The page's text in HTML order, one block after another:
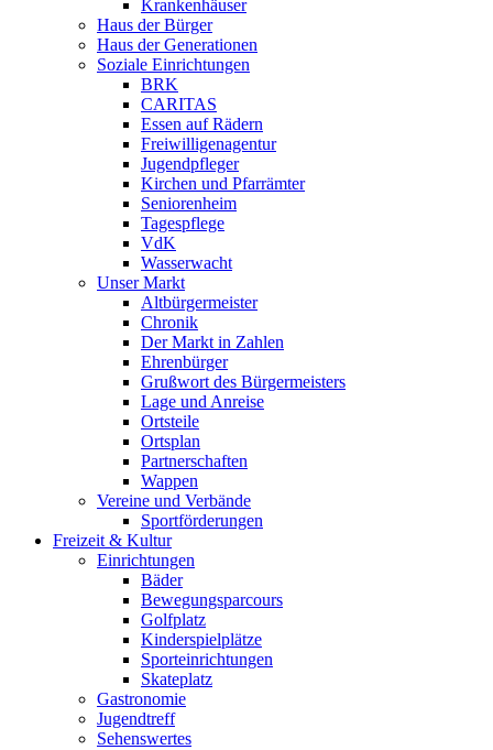
Krankenhäuser
Haus der Bürger
Haus der Generationen
Soziale Einrichtungen
BRK
CARITAS
Essen auf Rädern
Freiwilligenagentur
Jugendpfleger
Kirchen und Pfarrämter
Seniorenheim
Tagespflege
VdK
Wasserwacht
Unser Markt
Altbürgermeister
Chronik
Der Markt in Zahlen
Ehrenbürger
Grußwort des Bürgermeisters
Lage und Anreise
Ortsteile
Ortsplan
Partnerschaften
Wappen
Vereine und Verbände
Sportförderungen
Freizeit & Kultur
Einrichtungen
Bäder
Bewegungsparcours
Golfplatz
Kinderspielplätze
Sporteinrichtungen
Skateplatz
Gastronomie
Jugendtreff
Sehenswertes